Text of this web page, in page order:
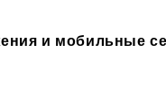
и мобильные